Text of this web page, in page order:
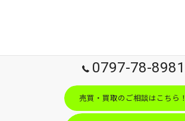
0797-78-8981
売買・買取のご相談はこちら！